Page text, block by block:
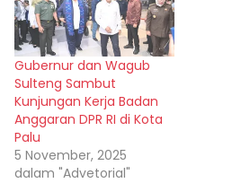
Gubernur dan Wagub
Sulteng Sambut
Kunjungan Kerja Badan
Anggaran DPR RI di Kota
Palu
5 November, 2025
dalam "Advetorial"